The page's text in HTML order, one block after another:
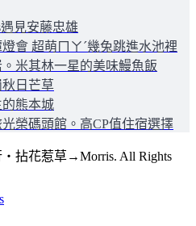
見安藤忠雄
燈會 超萌ㄇㄚˊ幾兔跳進水池裡
。米其林一星的美味鰻魚飯
秋日芒草
的熊本城
光榮碼頭館。高CP值住宿選擇
拈花惹草→Morris. All Rights